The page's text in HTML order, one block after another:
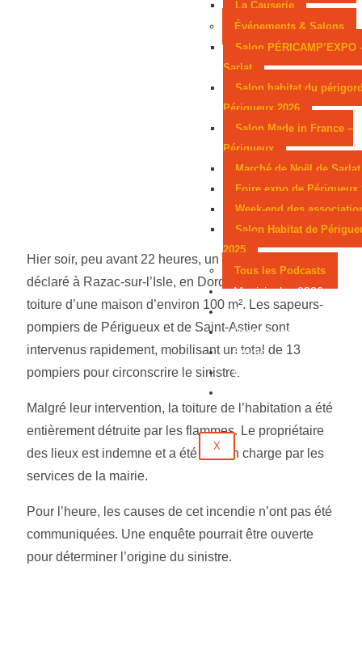
La Causerie
Événements & Salons
Salon PÉRICAMP’EXPO
Sarlat
Salon habitat du
Périgueux 2026
Salon Made in France –
Périgueux
Marché de Noël de Sarlat
Foire expo de Périgueux
Week-end des
Salon Habitat de
2025
Tous les Podcasts
Municipales 2026
Jeux
Partenaires
Emploi
Évènements
X
Hier soir, peu avant 22 heures, un incendie s’est
déclaré à Razac-sur-l’Isle, en Dordogne, ravageant la
toiture d’une maison d’environ 100 m². Les sapeurs-
pompiers de Périgueux et de Saint-Astier sont
intervenus rapidement, mobilisant un total de 13
pompiers pour circonscrire le sinistre.
Malgré leur intervention, la toiture de l’habitation a été
entièrement détruite par les flammes. Le propriétaire
des lieux est indemne et a été pris en charge par les
services de la mairie.
Pour l’heure, les causes de cet incendie n’ont pas été
communiquées. Une enquête pourrait être ouverte
pour déterminer l’origine du sinistre.